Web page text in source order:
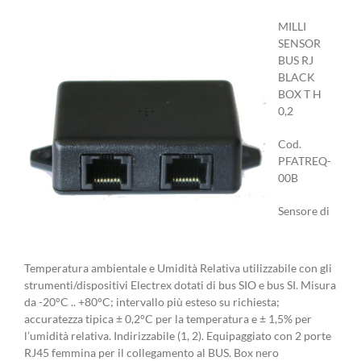
MILLI
SENSOR
BUS RJ
BLACK
BOX T H
0,2
Cod.
PFATREQ-
00B
Sensore di
Temperatura ambientale e Umidità Relativa utilizzabile con gli
strumenti/dispositivi Electrex dotati di bus SIO e bus SI. Misura
da -20°C .. +80°C; intervallo più esteso su richiesta;
accuratezza tipica ± 0,2°C per la temperatura e ± 1,5% per
l’umidità relativa. Indirizzabile (1, 2). Equipaggiato con 2 porte
RJ45 femmina per il collegamento al BUS. Box nero